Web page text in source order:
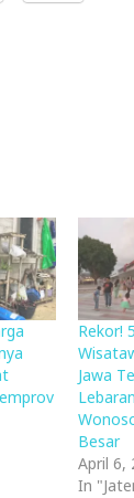
Rekor!
Jawa
Besar
April 6,
In